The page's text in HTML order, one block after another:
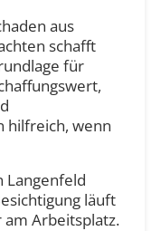
aus
schafft
für
hilfreich, wenn
Langenfeld
läuft
Arbeitsplatz.